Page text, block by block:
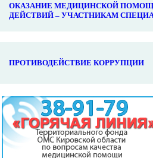
ОКАЗАНИЕ МЕДИЦИНСКОЙ
ДЕЙСТВИЙ – УЧАСТНИКАМ
ПРОТИВОДЕЙСТВИЕ КОРРУПЦИИ